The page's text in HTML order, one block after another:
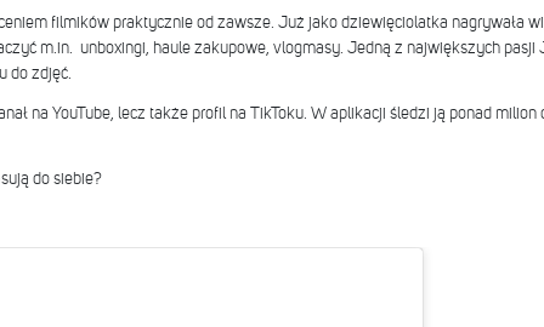
filmików praktycznie od zawsze. Już jako dziewięciolatka nagrywała
m.in. unboxingi, haule zakupowe, vlogmasy. Jedną z największych pasji
do zdjęć.
na YouTube, lecz także profil na TikToku. W aplikacji śledzi ją ponad milion
do siebie?